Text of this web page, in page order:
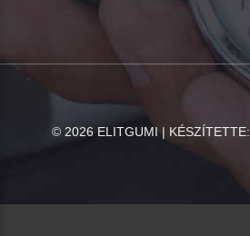
© 2026 ELITGUMI | KÉSZÍTETTE: